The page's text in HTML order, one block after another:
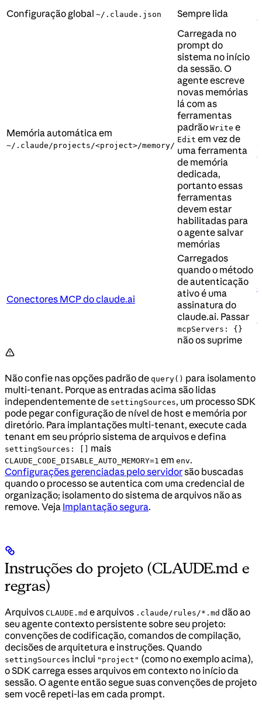
Configuração global ~/.claude.json Sempre lida
Memória automática em
~/.claude/projects/<project>/memory/
Carregada no
prompt do
sistema no início
da sessão. O
agente escreve
novas memórias
lá com as
ferramentas
padrão Write e
Edit em vez de
uma ferramenta
de memória
dedicada,
portanto essas
ferramentas
devem estar
habilitadas para
o agente salvar
memórias
Conectores MCP do claude.ai
Carregados
quando o método
de autenticação
ativo é uma
assinatura do
claude.ai. Passar
mcpServers: {}
não os suprime
Não confie nas opções padrão de query() para isolamento
multi-tenant. Porque as entradas acima são lidas
independentemente de settingSources, um processo SDK
pode pegar configuração de nível de host e memória por
diretório. Para implantações multi-tenant, execute cada
tenant em seu próprio sistema de arquivos e defina
settingSources: [] mais
CLAUDE_CODE_DISABLE_AUTO_MEMORY=1 em env.
Configurações gerenciadas pelo servidorsão buscadas
quando o processo se autentica com uma credencial de
organização; isolamento do sistema de arquivos não as
remove. Veja Implantação segura.
Instruções do projeto (CLAUDE.md e
regras)
Arquivos CLAUDE.md e arquivos .claude/rules/*.md dão ao
seu agente contexto persistente sobre seu projeto:
convenções de codificação, comandos de compilação,
decisões de arquitetura e instruções. Quando
settingSources inclui "project" (como no exemplo acima),
o SDK carrega esses arquivos em contexto no início da
sessão. O agente então segue suas convenções de projeto
sem você repeti-las em cada prompt.